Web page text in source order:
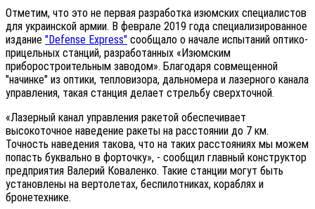
Отметим, что это не первая разработка изюмских специалистов
для украинской армии. В феврале 2019 года специализированное
издание "Defense Express" сообщало о начале испытаний оптико-
прицельных станций, разработанных «Изюмским
приборостроительным заводом». Благодаря совмещенной
"начинке" из оптики, тепловизора, дальномера и лазерного канала
управления, такая станция делает стрельбу сверхточной.
«Лазерный канал управления ракетой обеспечивает
высокоточное наведение ракеты на расстоянии до 7 км.
Точность наведения такова, что на таких расстояниях мы можем
попасть буквально в форточку», - сообщил главный конструктор
предприятия Валерий Коваленко. Такие станции могут быть
установлены на вертолетах, беспилотниках, кораблях и
бронетехнике.